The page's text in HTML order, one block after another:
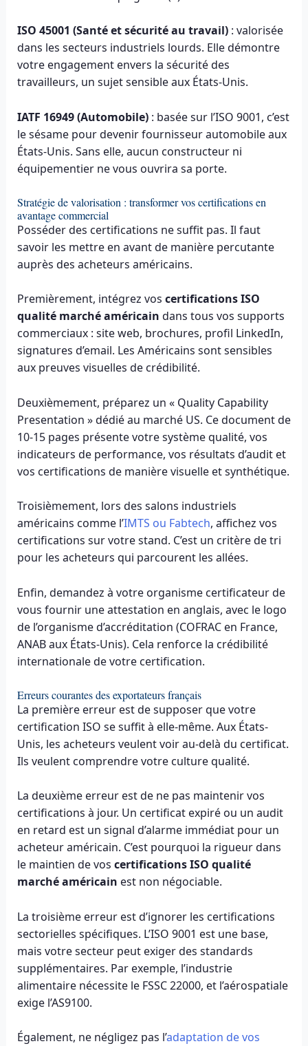
ISO 45001 (Santé et sécurité au travail): valorisée
dans les secteurs industriels lourds. Elle démontre
votre engagement envers la sécurité des
travailleurs, un sujet sensible aux États-Unis.
IATF 16949 (Automobile): basée sur l’ISO 9001, c’est
le sésame pour devenir fournisseur automobile aux
États-Unis. Sans elle, aucun constructeur ni
équipementier ne vous ouvrira sa porte.
Stratégie de valorisation : transformer vos certifications en
avantage commercial
Posséder des certifications ne suffit pas. Il faut
savoir les mettre en avant de manière percutante
auprès des acheteurs américains.
Premièrement, intégrez vos certifications ISO
qualité marché américain dans tous vos supports
commerciaux : site web, brochures, profil LinkedIn,
signatures d’email. Les Américains sont sensibles
aux preuves visuelles de crédibilité.
Deuxièmement, préparez un « Quality Capability
Presentation » dédié au marché US. Ce document de
10-15 pages présente votre système qualité, vos
indicateurs de performance, vos résultats d’audit et
vos certifications de manière visuelle et synthétique.
Troisièmement, lors des salons industriels
américains comme l’IMTS ou Fabtech, affichez vos
certifications sur votre stand. C’est un critère de tri
pour les acheteurs qui parcourent les allées.
Enfin, demandez à votre organisme certificateur de
vous fournir une attestation en anglais, avec le logo
de l’organisme d’accréditation (COFRAC en France,
ANAB aux États-Unis). Cela renforce la crédibilité
internationale de votre certification.
Erreurs courantes des exportateurs français
La première erreur est de supposer que votre
certification ISO se suffit à elle-même. Aux États-
Unis, les acheteurs veulent voir au-delà du certificat.
Ils veulent comprendre votre culture qualité.
La deuxième erreur est de ne pas maintenir vos
certifications à jour. Un certificat expiré ou un audit
en retard est un signal d’alarme immédiat pour un
acheteur américain. C’est pourquoi la rigueur dans
le maintien de vos certifications ISO qualité
marché américain est non négociable.
La troisième erreur est d’ignorer les certifications
sectorielles spécifiques. L’ISO 9001 est une base,
mais votre secteur peut exiger des standards
supplémentaires. Par exemple, l’industrie
alimentaire nécessite le FSSC 22000, et l’aérospatiale
exige l’AS9100.
Également, ne négligez pas l’adaptation de vos